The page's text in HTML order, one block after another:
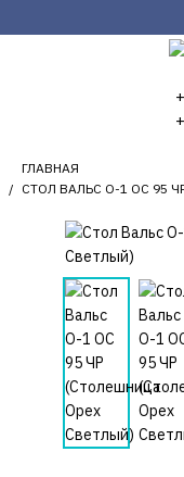
ГЛАВНАЯ
СТОЛ ВАЛЬС О-1 ОС 95